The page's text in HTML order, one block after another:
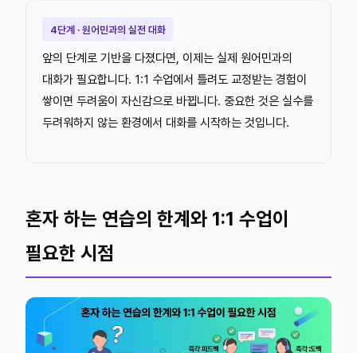
4단계 · 원어민과의 실전 대화
앞의 단계로 기반을 다졌다면, 이제는 실제 원어민과의
대화가 필요합니다. 1:1 수업에서 틀려도 교정받는 경험이
쌓이면 두려움이 자신감으로 바뀝니다. 중요한 것은 실수를
두려워하지 않는 환경에서 대화를 시작하는 것입니다.
혼자 하는 연습의 한계와 1:1 수업이
필요한 시점